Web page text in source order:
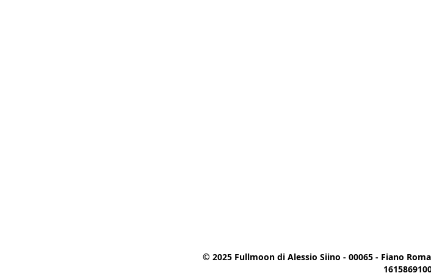
© 2025 Fullmoon di Alessio Siino - 00065 - Fiano